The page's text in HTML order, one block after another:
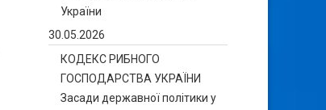
України
30.05.2026
КОДЕКС РИБНОГО
ГОСПОДАРСТВА УКРАЇНИ
Засади державної політики у